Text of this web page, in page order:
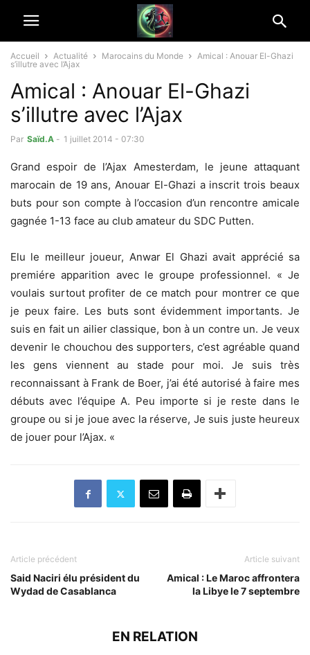
Accueil Actualité Marocains du Monde
Amical : Anouar El-Ghazi
s’illutre avec l’Ajax
Amical : Anouar El-Ghazi
s’illutre avec l’Ajax
Par Saïd.A - 1 juillet 2014 - 07:30
Grand espoir de l’Ajax Amesterdam, le jeune attaquant
marocain de 19 ans, Anouar El-Ghazi a inscrit trois beaux
buts pour son compte à l’occasion d’un rencontre amicale
gagnée 1-13 face au club amateur du SDC Putten.
Elu le meilleur joueur, Anwar El Ghazi avait apprécié sa
premiére apparition avec le groupe professionnel. «Je
voulais surtout profiter de ce match pour montrer ce que
je peux faire. Les buts sont évidemment importants. Je
suis en fait un ailier classique, bon à un contre un. Je veux
devenir le chouchou des supporters, c’est agréable quand
les gens viennent
au stade pour moi.Je
suis très
reconnaissant à Frank de Boer, j’ai été autorisé à faire mes
débuts avec l’équipe A. Peu importe si je reste dans le
groupe ou si je joue avec la réserve, Je suis juste heureux
de jouer pour l’Ajax. «
Article précédent
Said Naciri élu président du
Wydad de Casablanca
Article suivant
Amical : Le Maroc affrontera
la Libye le 7 septembre
EN RELATION